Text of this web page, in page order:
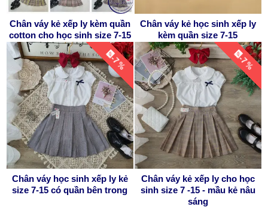
Chân váy kẻ xếp ly kèm quần
cotton cho học sinh size 7-15
Chân váy kẻ học sinh xếp ly
kèm quần size 7-15
-7 %
Chân váy học sinh xếp ly kẻ
size 7-15 có quần bên trong
-7 %
Chân váy kẻ xếp ly cho học
sinh size 7 -15 - mầu kẻ nâu
sáng